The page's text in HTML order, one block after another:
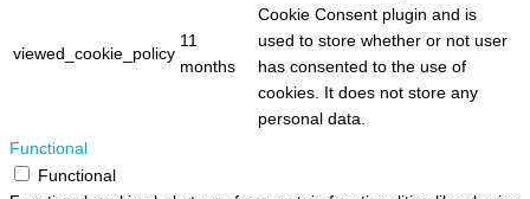
viewed_cookie_policy
11
months
Cookie Consent plugin and is
used to store whether or not user
has consented to the use of
cookies. It does not store any
personal data.
Functional
Functional